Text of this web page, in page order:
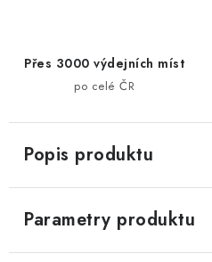
Přes 3000 výdejních míst
po celé ČR
Popis produktu
Parametry produktu